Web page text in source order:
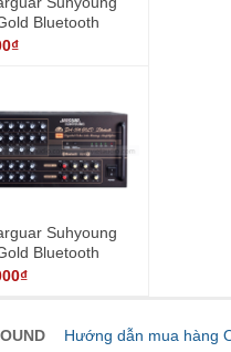
Bluetooth
Suhyoung
Bluetooth
Hướng dẫn mua hàng